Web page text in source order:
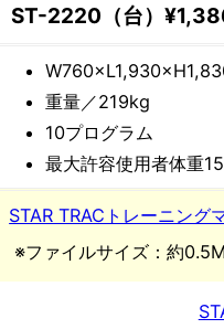
メ
ー
カ
ー
都
村
ST-2220（台）
重量／219kg
10プログラム
最大許容使用者体重
STAR TRACトレーニング
※ファイルサイズ：約